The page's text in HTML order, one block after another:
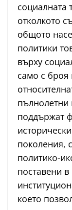
социалната
отколкото
общото
политики
върху
само с броя
пълнолетни
поддържат
поколения,
политико-
поставени
което